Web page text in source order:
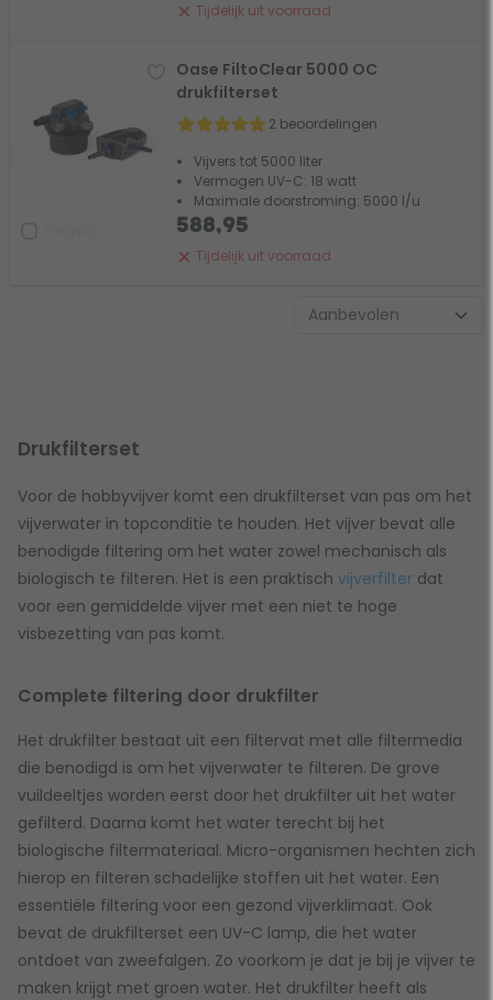
Tijdelijk uit voorraad
Oase FiltoClear 5000 OC
drukfilterset
2 beoordelingen
Vijvers tot 5000 liter
Vermogen UV-C: 18 watt
Maximale doorstroming: 5000 l/u
Tijdelijk uit voorraad
588,95
Drukfilterset
Voor de hobbyvijver komt een drukfilterset van pas om het
vijverwater in topconditie te houden. Het vijver bevat alle
benodigde filtering om het water zowel mechanisch als
biologisch te filteren. Het is een praktisch vijverfilter dat
voor een gemiddelde vijver met een niet te hoge
visbezetting van pas komt.
Complete filtering door drukfilter
Het drukfilter bestaat uit een filtervat met alle filtermedia
die benodigd is om het vijverwater te filteren. De grove
vuildeeltjes worden eerst door het drukfilter uit het water
gefilterd. Daarna komt het water terecht bij het
biologische filtermateriaal. Micro-organismen hechten zich
hierop en filteren schadelijke stoffen uit het water. Een
essentiële filtering voor een gezond vijverklimaat. Ook
bevat de drukfilterset een UV-C lamp, die het water
ontdoet van zweefalgen. Zo voorkom je dat je bij je vijver te
maken krijgt met groen water. Het drukfilter heeft als